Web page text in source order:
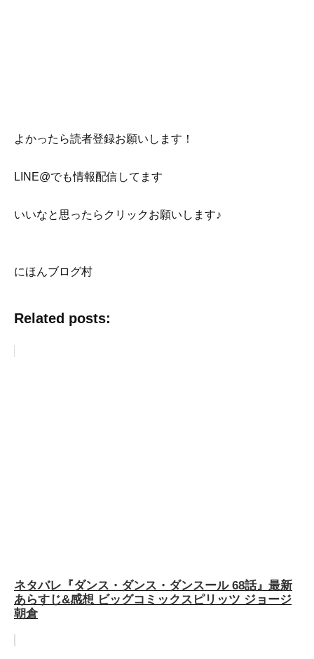
よかったら読者登録お願いします！
LINE@でも情報配信してます
いいなと思ったらクリックお願いします♪
にほんブログ村
Related posts:
ネタバレ『ダンス・ダンス・ダンスール 68話』最新
あらすじ&感想 ビッグコミックスピリッツ ジョージ
朝倉